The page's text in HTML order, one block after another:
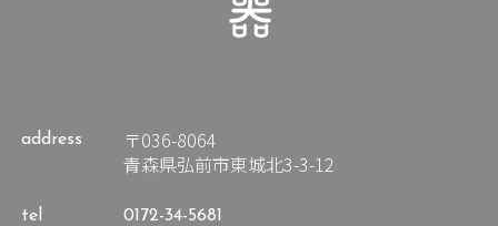
address
〒036-8064
青森県弘前市東城北3-3-12
tel 0172-34-5681